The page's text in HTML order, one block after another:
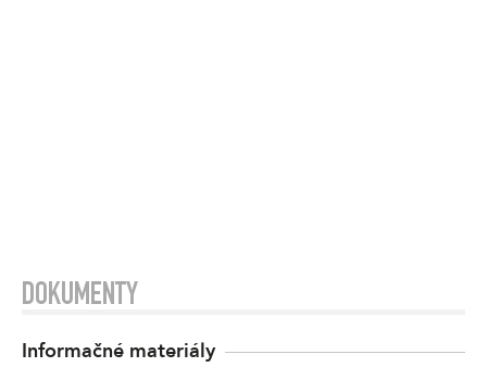
DOKUMENTY
Informačné materiály